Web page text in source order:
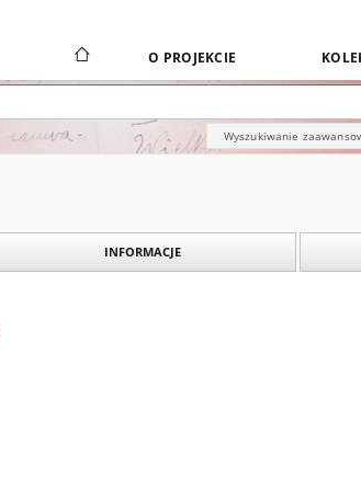
O PROJEKCIE
Wyszukiwanie
INFORMACJE